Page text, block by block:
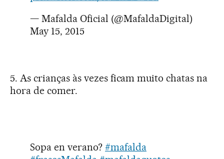
— Mafalda Oficial (@MafaldaDigital)
May 15, 2015
5. As crianças às vezes ficam muito chatas na
hora de comer.
Sopa en verano? #mafalda